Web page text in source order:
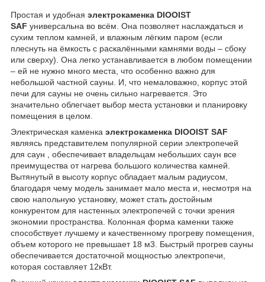
Простая и удобная электрокаменка DIOOIST
SAF универсальна во всём. Она позволяет наслаждаться и
сухим теплом камней, и влажным лёгким паром (если
плеснуть на ёмкость с раскалёнными камнями воды – сбоку
или сверху). Она легко устанавливается в любом помещении
– ей не нужно много места, что особенно важно для
небольшой частной сауны. И, что немаловажно, корпус этой
печи для сауны не очень сильно нагревается. Это
значительно облегчает выбор места установки и планировку
помещения в целом.
Электрическая каменка электрокаменка DIOOIST SAF
являясь представителем популярной серии электропечей
для саун , обеспечивает владельцам небольших саун все
преимущества от нагрева большого количества камней.
Вытянутый в высоту корпус обладает малым радиусом,
благодаря чему модель занимает мало места и, несмотря на
свою напольную установку, может стать достойным
конкурентом для настенных электропечей с точки зрения
экономии пространства. Колонная форма каменки также
способствует лучшему и качественному прогреву помещения,
объем которого не превышает 18 м3. Быстрый прогрев сауны
обеспечивается достаточной мощностью электропечи,
которая составляет 12кВт.